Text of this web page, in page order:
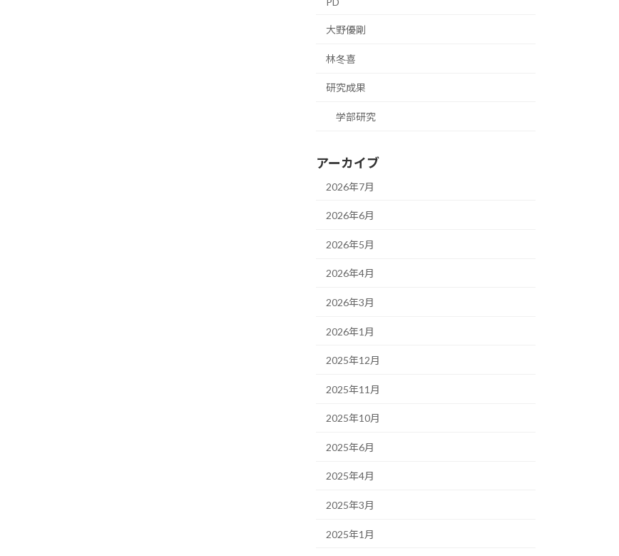
大野優剛
林冬喜
研究成果
学部研究
アーカイブ
2026年7月
2026年6月
2026年5月
2026年4月
2026年3月
2026年1月
2025年12月
2025年11月
2025年10月
2025年6月
2025年4月
2025年3月
2025年1月